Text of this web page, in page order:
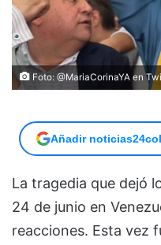
Foto: @MariaCorinaYA en
Añadir
La tragedia que dejó
24 de junio en
reacciones. Esta vez